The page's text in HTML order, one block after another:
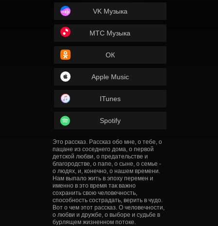
ITunes
ОК
VK Музыка
МТС Музыка
Apple Music
Spotify
Это рассказ. Рассказ обо мне, о тебе, о
пацане из соседнего дома, о первой
детской любви, о предательстве и
благородстве, о папе, о сыне, о семье -
о людях, и, конечно, о нашем времени.
Нам выпало жить в эпоху перемен и
именно в это время так важно
сохранить свою человечность,
способность сострадать, верить в чудо.
Вот о чем этот рассказ. О человечности,
о любви и дружбе, о выборе и судьбе в
бурлящем жизненном потоке.